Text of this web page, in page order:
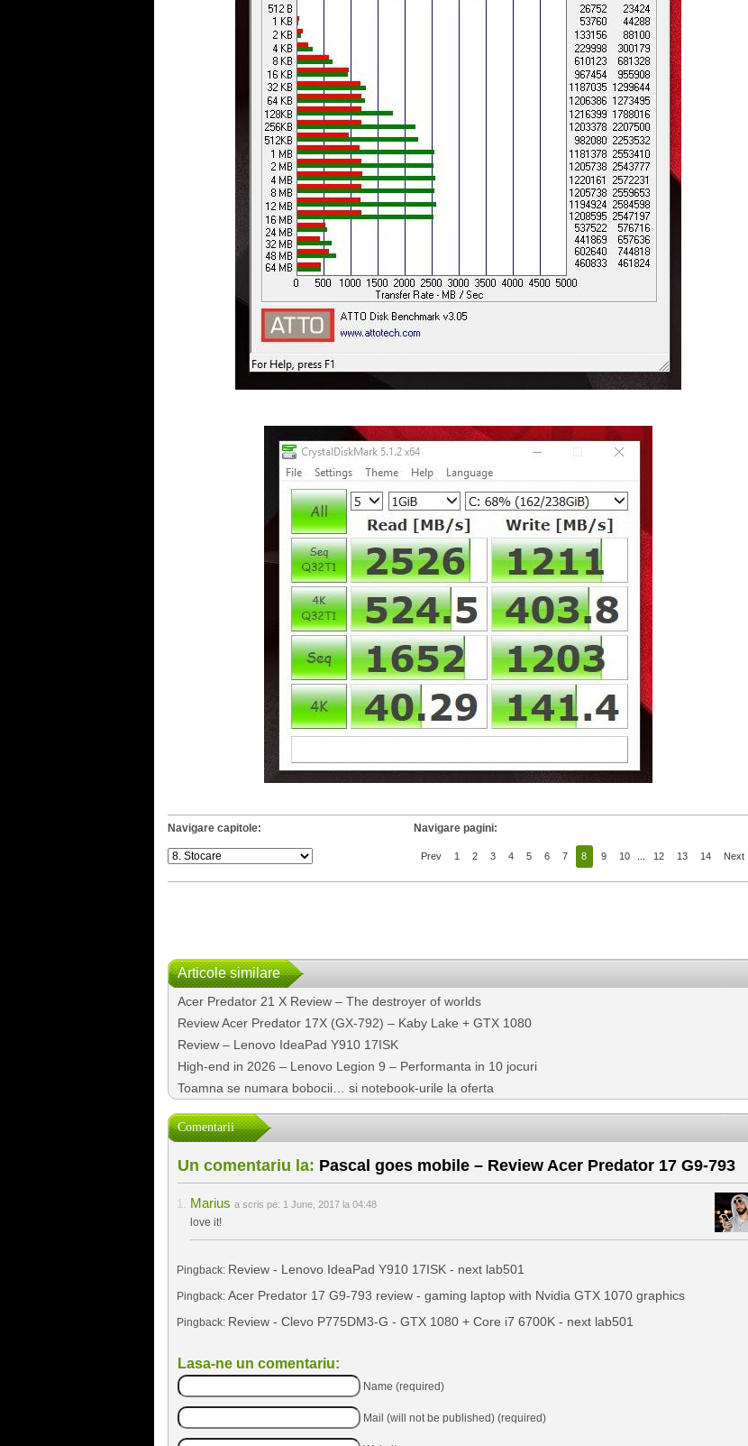
Navigare capitole: Navigare pagini:
Prev 1 2 3 4 5 6 7 8 9 10 12 13 14 Next
Articole similare
Acer Predator 21 X Review – The destroyer of worlds
Review Acer Predator 17X (GX-792) – Kaby Lake + GTX 1080
Review – Lenovo IdeaPad Y910 17ISK
High-end in 2026 – Lenovo Legion 9 – Performanta in 10 jocuri
Toamna se numara bobocii… si notebook-urile la oferta
Comentarii
Un comentariu la: Pascal goes mobile – Review Acer Predator 17 G9-793
Marius a scris pe: 1 June, 2017 la 04:48
love it!
Pingback: Review - Lenovo IdeaPad Y910 17ISK - next lab501
Pingback: Acer Predator 17 G9-793 review - gaming laptop with Nvidia GTX 1070 graphics
Pingback: Review - Clevo P775DM3-G - GTX 1080 + Core i7 6700K - next lab501
Lasa-ne un comentariu:
Name (required)
Mail (will not be published) (required)